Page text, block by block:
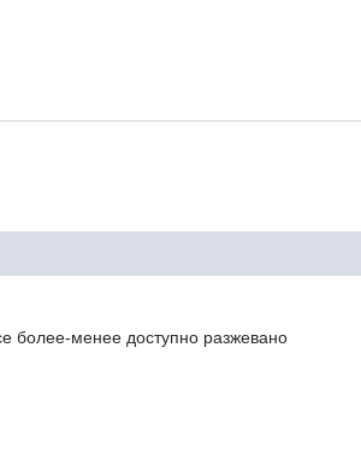
более-менее доступно разжевано